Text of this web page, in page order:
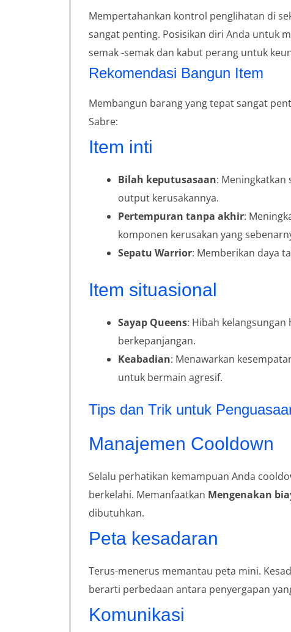
Mempertahankan kontrol penglihatan di
sangat penting. Posisikan diri Anda untuk
semak -semak dan kabut perang untuk
Rekomendasi Bangun Item
Membangun barang yang tepat sangat
Sabre:
Item inti
Bilah keputusasaan:
output kerusakannya.
Pertempuran tanpa akhir:
komponen kerusakan yang
Sepatu Warrior: Memberikan daya
Item situasional
Sayap Queens: Hibah
berkepanjangan.
Keabadian: Menawarkan
untuk bermain agresif.
Tips dan Trik untuk
Manajemen Cooldown
Selalu perhatikan kemampuan Anda
berkelahi. Memanfaatkan Mengenakan
dibutuhkan.
Peta kesadaran
Terus-menerus memantau peta mini.
berarti perbedaan antara penyergapan
Komunikasi